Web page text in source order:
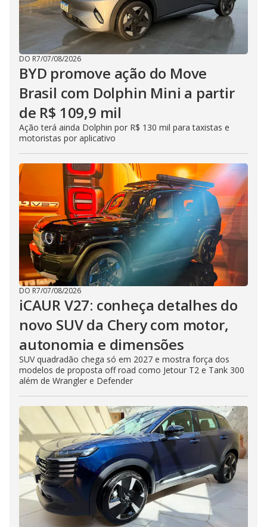
DO R7/07/08/2026
BYD promove ação do Move
Brasil com Dolphin Mini a partir
de R$ 109,9 mil
Ação terá ainda Dolphin por R$ 130 mil para taxistas e
motoristas por aplicativo
DO R7/07/08/2026
iCAUR V27: conheça detalhes do
novo SUV da Chery com motor,
autonomia e dimensões
SUV quadradão chega só em 2027 e mostra força dos
modelos de proposta off road como Jetour T2 e Tank 300
além de Wrangler e Defender